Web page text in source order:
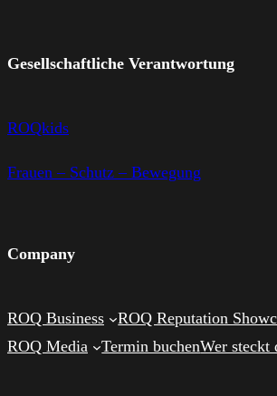
Gesellschaftliche Verantwortung
ROQkids
Frauen – Schutz – Bewegung
Company
ROQ Business
ROQ Reputation
ROQ Media
Termin buchenWer steckt